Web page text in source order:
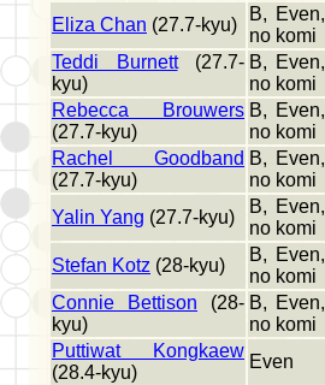
Eliza Chan (27.7-kyu)
B, Even,
no komi
Teddi Burnett(27.7-
kyu)
B, Even,
no komi
Rebecca Brouwers
(27.7-kyu)
B, Even,
no komi
Rachel Goodband
(27.7-kyu)
B, Even,
no komi
Yalin Yang (27.7-kyu)
B, Even,
no komi
Stefan Kotz (28-kyu)
B, Even,
no komi
Connie Bettison (28-
kyu)
B, Even,
no komi
Puttiwat Kongkaew
(28.4-kyu)
Even